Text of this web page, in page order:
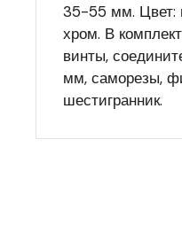
35-55 мм. Цвет:
хром. В
винты,
мм, саморезы,
шестигранник.